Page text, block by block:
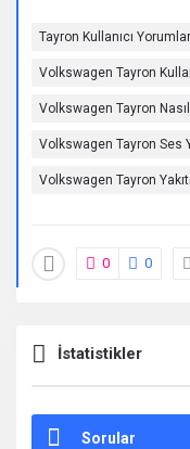
Tayron Kullanıcı
Volkswagen Tayron
Volkswagen Tayron
Volkswagen Tayron Ses
Volkswagen Tayron Yakıtı
0 0
İstatistikler
Sorular